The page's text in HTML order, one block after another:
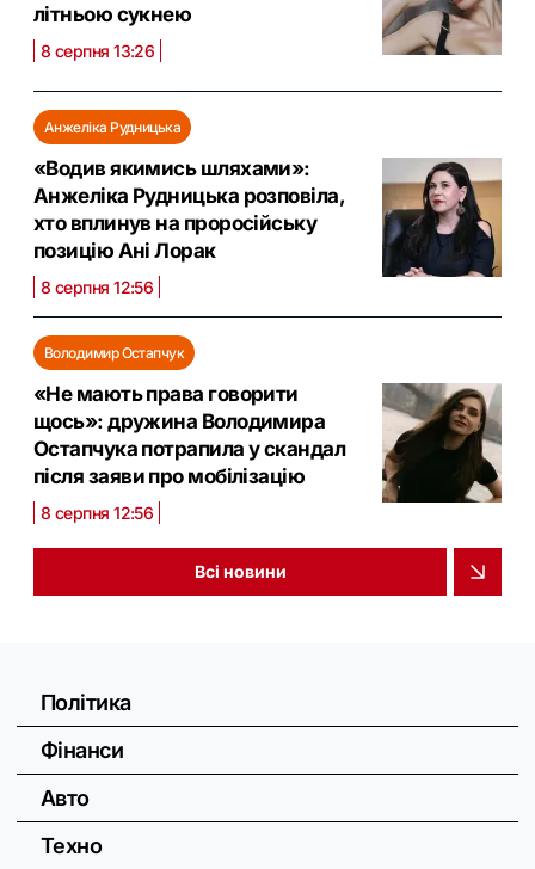
літньою сукнею
8 серпня 13:26
Анжеліка Рудницька
«Водив якимись шляхами»:
Анжеліка Рудницька розповіла,
хто вплинув на проросійську
позицію Ані Лорак
8 серпня 12:56
Володимир Остапчук
«Не мають права говорити
щось»: дружина Володимира
Остапчука потрапила у скандал
після заяви про мобілізацію
8 серпня 12:56
Всі новини
Політика
Фінанси
Авто
Техно